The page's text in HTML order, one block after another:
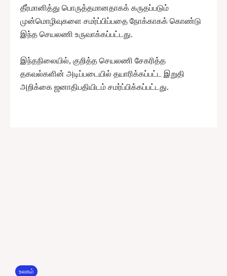
தீர்மானித்து பொருத்தமானதாகக் கருதப்படும்
முன்மொழிவுகளை சமர்ப்பிப்பதை நோக்காகக் கொண்டு
இந்த செயலணி உருவாக்கப்பட்டது.
இந்தநிலையில், குறித்த செயலணி சேகரித்த
தகவல்களின் அடிப்படையில் தயாரிக்கப்பட்ட இறுதி
அறிக்கை ஜனாதிபதியிடம் சமர்ப்பிக்கப்பட்டது.
உலகம்